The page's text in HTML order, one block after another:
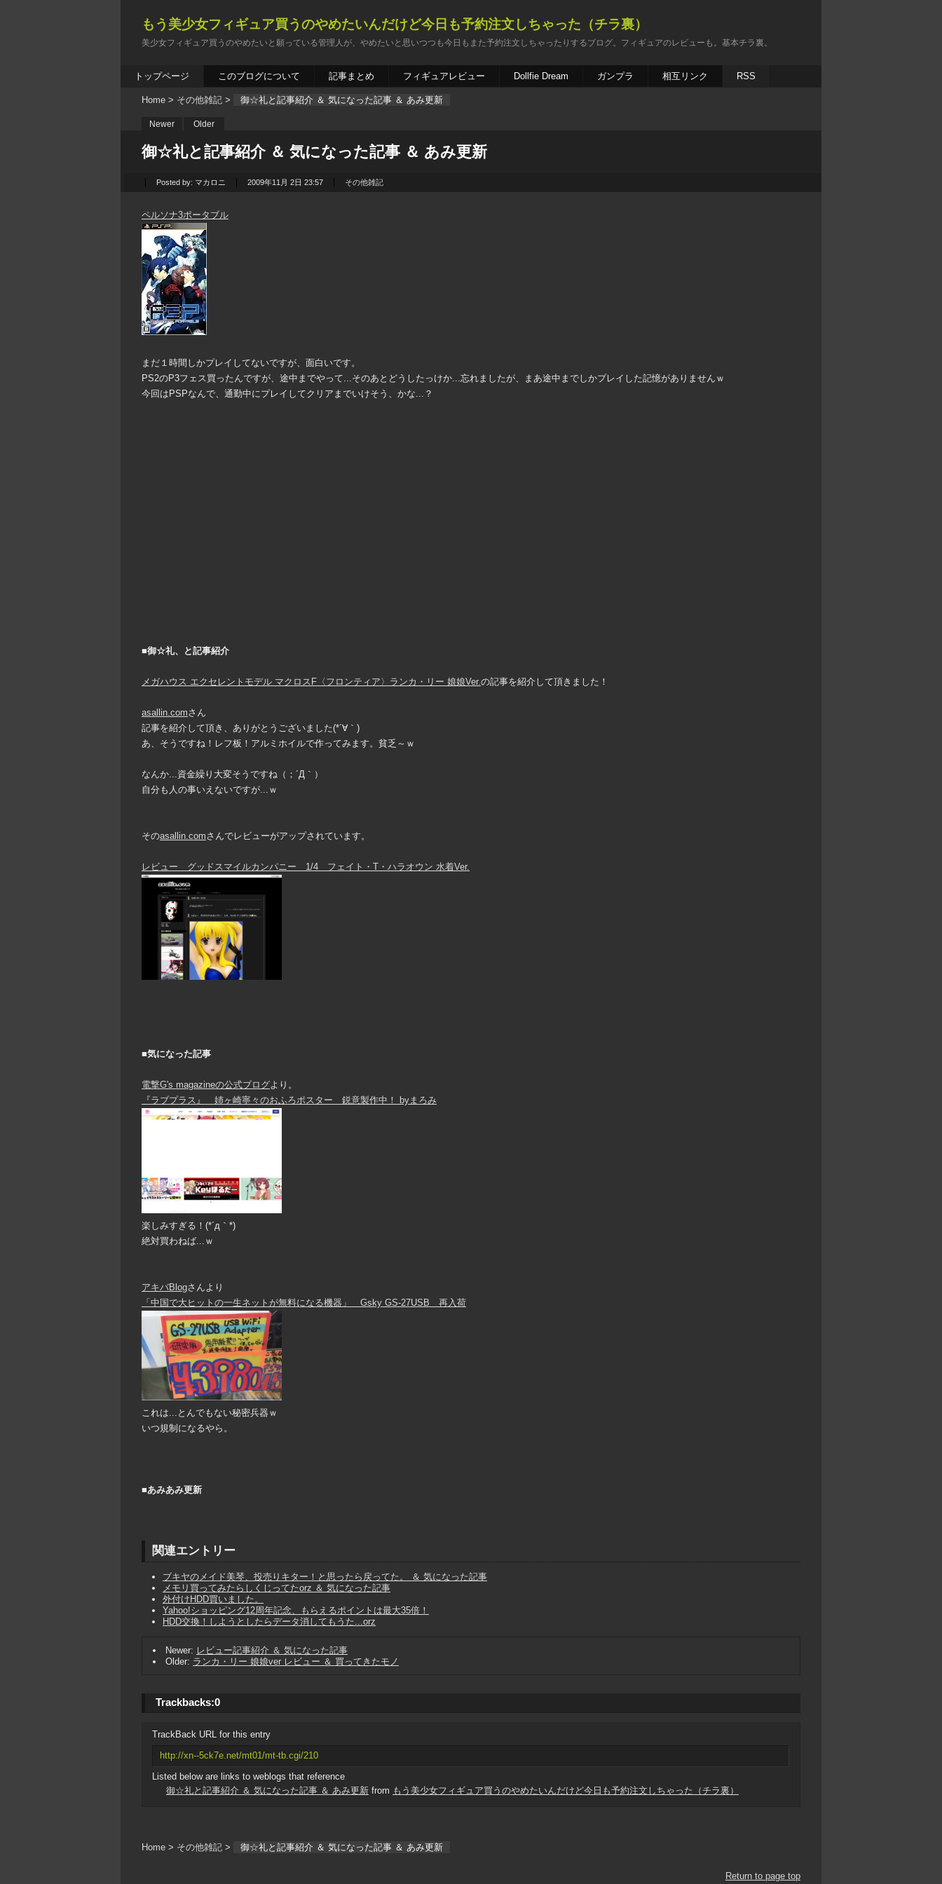
もう美少女フィギュア買うのやめたいんだけど今日も予約注文しちゃった（チラ裏）
美少女フィギュア買うのやめたいと願っている管理人が、やめたいと思いつつも今日もまた予約注文しちゃったりするブログ。フィギュアのレビューも。基本チラ裏。
トップページ このブログについて 記事まとめ フィギュアレビュー Dollfie Dream ガンプラ 相互リンク RSS
Home > その他雑記 > 御☆礼と記事紹介 ＆ 気になった記事 ＆ あみ更新
Newer Older
御☆礼と記事紹介 ＆ 気になった記事 ＆ あみ更新
Posted by: マカロニ 2009年11月 2日 23:57 その他雑記
ペルソナ3ポータブル
まだ１時間しかプレイしてないですが、面白いです。
PS2のP3フェス買ったんですが、途中までやって...そのあとどうしたっけか...忘れましたが、まあ途中までしかプレイした記憶がありませんｗ
今回はPSPなんで、通勤中にプレイしてクリアまでいけそう、かな...？
■御☆礼、と記事紹介
メガハウス エクセレントモデル マクロスF〈フロンティア〉ランカ・リー 娘娘Ver. の記事を紹介して頂きました！
asallin.comさん
記事を紹介して頂き、ありがとうございました(*´∀｀)
あ、そうですね！レフ板！アルミホイルで作ってみます。貧乏～ｗ
なんか...資金繰り大変そうですね（；´Д｀）
自分も人の事いえないですが...ｗ
そのasallin.comさんでレビューがアップされています。
レビュー グッドスマイルカンパニー 1/4 フェイト・T・ハラオウン 水着Ver.
■気になった記事
電撃G's magazineの公式ブログより。
『ラブプラス』 姉ヶ崎寧々のおふろポスター 鋭意製作中！ byまろみ
楽しみすぎる！(*´д｀*)
絶対買わねば...ｗ
アキバBlogさんより
「中国で大ヒットの一生ネットが無料になる機器」 Gsky GS-27USB 再入荷
これは...とんでもない秘密兵器ｗ
いつ規制になるやら。
■あみあみ更新
関連エントリー
ブキヤのメイド美琴、投売りキター！と思ったら戻ってた。 ＆ 気になった記事
メモリ買ってみたらしくじってたorz ＆ 気になった記事
外付けHDD買いました。
Yahoo!ショッピング12周年記念、もらえるポイントは最大35倍！
HDD交換！しようとしたらデータ消してもうた...orz
Newer: レビュー記事紹介 ＆ 気になった記事
Older: ランカ・リー 娘娘ver レビュー ＆ 買ってきたモノ
Trackbacks:0
TrackBack URL for this entry
http://xn--5ck7e.net/mt01/mt-tb.cgi/210
Listed below are links to weblogs that reference
御☆礼と記事紹介 ＆ 気になった記事 ＆ あみ更新 from もう美少女フィギュア買うのやめたいんだけど今日も予約注文しちゃった（チラ裏）
Home > その他雑記 > 御☆礼と記事紹介 ＆ 気になった記事 ＆ あみ更新
Return to page top